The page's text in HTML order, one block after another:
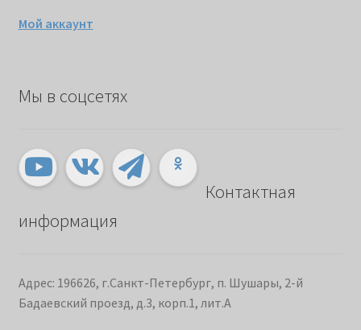
Мой аккаунт
Мы в соцсетях
Контактная
информация
Адрес: 196626, г.Санкт-Петербург, п. Шушары, 2-й
Бадаевский проезд, д.3, корп.1, лит.А